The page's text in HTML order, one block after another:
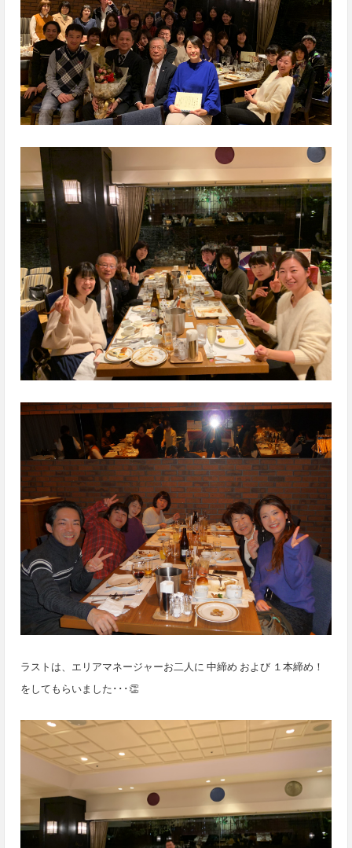
ラストは、エリアマネージャーお二人に 中締め および １本締め！
をしてもらいました･･･👏